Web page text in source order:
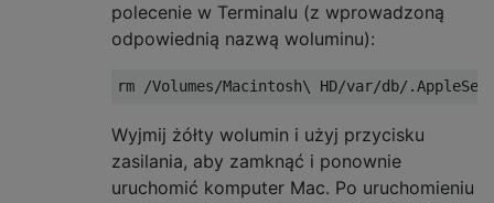
polecenie w Terminalu (z wprowadzoną
odpowiednią nazwą woluminu):
Wyjmij żółty wolumin i użyj przycisku
zasilania, aby zamknąć i ponownie
uruchomić komputer Mac. Po uruchomieniu